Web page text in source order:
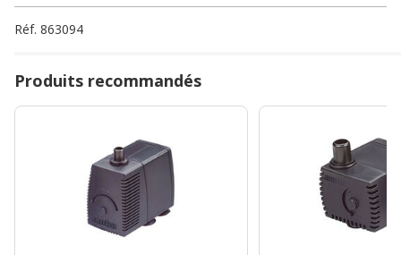
Réf. 863094
Produits recommandés